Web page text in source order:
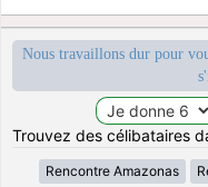
Nous travaillons dur pour
Trouvez des célibataires
Rencontre Amazonas